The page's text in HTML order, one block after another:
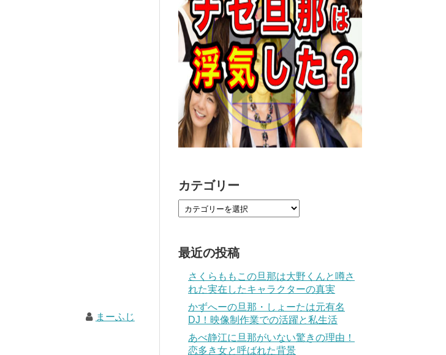
まーふじ
カテゴリー
最近の投稿
さくらももこの旦那は大野くんと噂さ
れた実在したキャラクターの真実
かずへーの旦那・しょーたは元有名
DJ！映像制作業での活躍と私生活
あべ静江に旦那がいない驚きの理由！
恋多き女と呼ばれた背景